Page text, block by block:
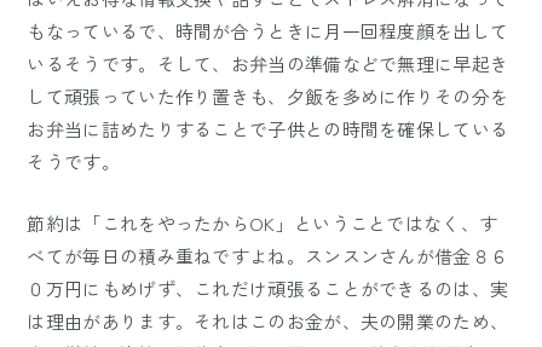
もなっているで、時間が合うときに月一回程度顔を出して
いるそうです。そして、お弁当の準備などで無理に早起き
して頑張っていた作り置きも、夕飯を多めに作りその分を
お弁当に詰めたりすることで子供との時間を確保している
そうです。
節約は「これをやったからOK」ということではなく、す
べてが毎日の積み重ねですよね。スンスンさんが借金８６
０万円にもめげず、これだけ頑張ることができるのは、実
は理由があります。それはこのお金が、夫の開業のため、